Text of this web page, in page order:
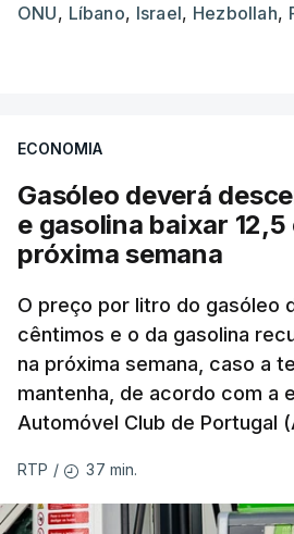
ONU, Líbano, Israel, Hezbollah,
ECONOMIA
Gasóleo deverá
e gasolina baixar
próxima semana
O preço por litro do gasóleo
cêntimos e o da gasolina
na próxima semana, caso a
mantenha, de acordo com a
Automóvel Club de Portugal
RTP / 37 min.